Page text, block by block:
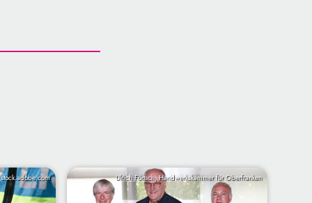
Ulrich Förtsch, Handwerkskammer für Oberfranken